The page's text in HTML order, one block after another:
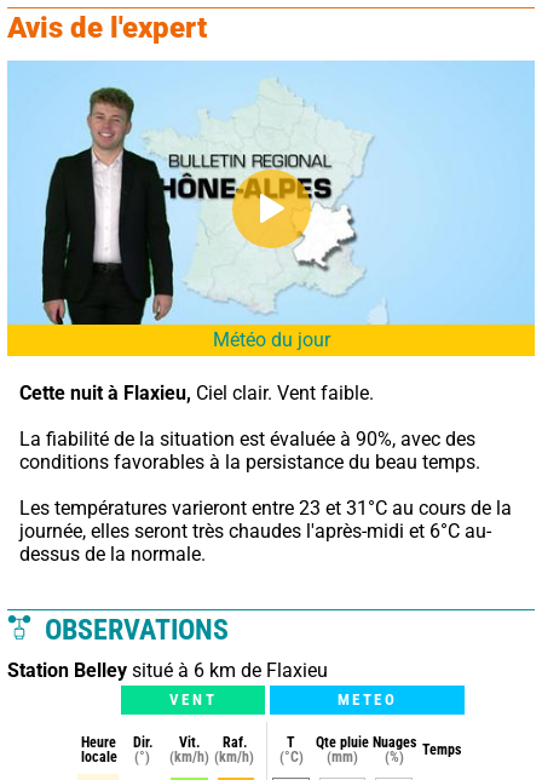
Avis de l'expert
Météo du jour
Cette nuit à Flaxieu, Ciel clair. Vent faible.
La fiabilité de la situation est évaluée à 90%, avec des
conditions favorables à la persistance du beau temps.
Les températures varieront entre 23 et 31°C au cours de la
journée, elles seront très chaudes l'après-midi et 6°C au-
dessus de la normale.
OBSERVATIONS
Station Belley situé à 6 km de Flaxieu
VENT METEO
Heure
locale
Dir.
(°)
Vit.
(km/h)
Raf.
(km/h)
T
(°C)
Qte pluie
(mm)
Nuages
(%)
Temps